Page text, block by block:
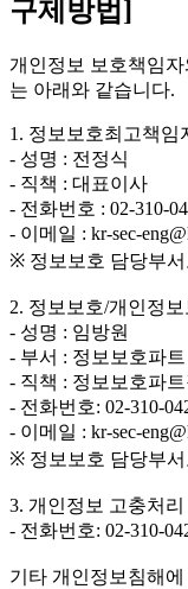
구제방법]
개인정보 보호책임
는 아래와 같습니다.
1. 정보보호최고책임
- 성명 : 전정식
- 직책 : 대표이사
- 전화번호 : 02-310-
- 이메일 : kr-sec-
※ 정보보호 담당부
2. 정보보호/개인정
- 성명 : 임방원
- 부서 : 정보보호파트
- 직책 : 정보보호파
- 전화번호: 02-310-
- 이메일 : kr-sec-
※ 정보보호 담당부
3. 개인정보 고충처
- 전화번호: 02-310-
기타 개인정보침해